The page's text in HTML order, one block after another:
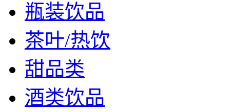
瓶装饮品
茶叶/热饮
甜品类
酒类饮品